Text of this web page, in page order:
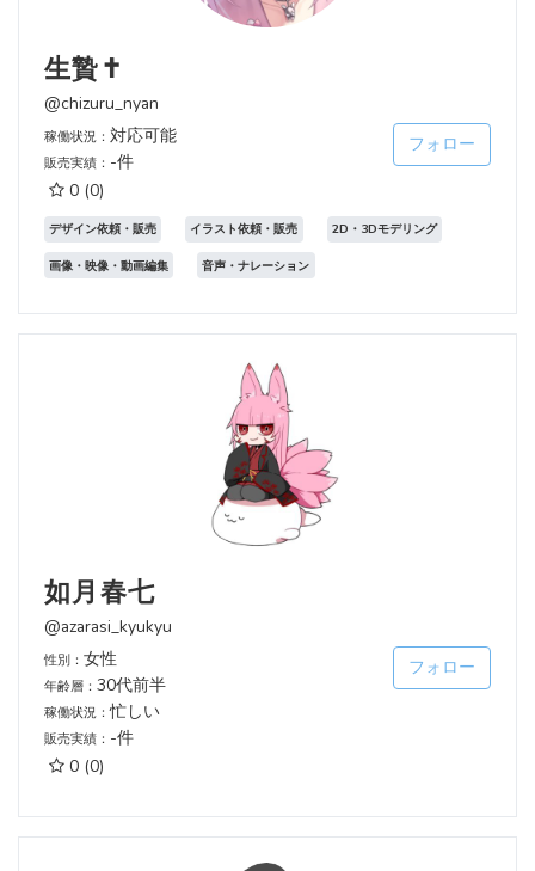
生贄‪✝︎
@chizuru_nyan
稼働状況： 対応可能
販売実績： -件
0 (0)
フォロー
デザイン依頼・販売 イラスト依頼・販売 2D・3Dモデリング
画像・映像・動画編集 音声・ナレーション
如月春七
@azarasi_kyukyu
性別： 女性
年齢層： 30代前半
稼働状況：忙しい
販売実績： -件
0 (0)
フォロー